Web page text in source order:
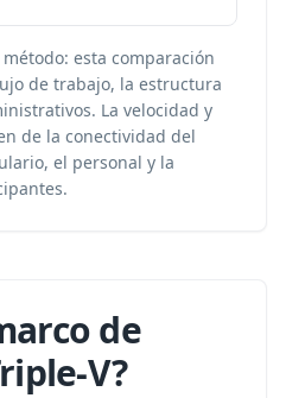
esta comparación
de trabajo, la estructura
La velocidad y
de la conectividad del
el personal y la
de
V?